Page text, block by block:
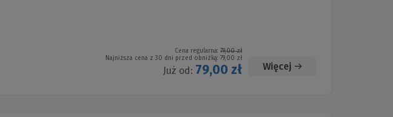
Cena regularna: 79,00 zł
Najniższa cena z 30 dni przed obniżką: 79,00 zł
Już od: 79,00 zł Więcej